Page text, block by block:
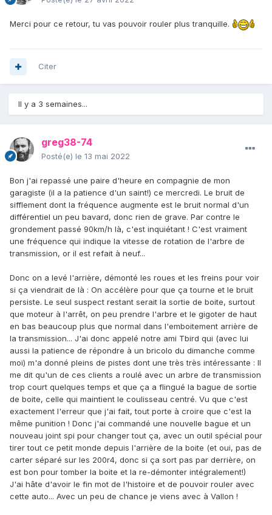
Merci pour ce retour, tu vas pouvoir rouler plus tranquille.
Citer
Il y a 3 semaines...
greg38-74
Posté(e) le 13 mai 2022
Bon j'ai repassé une paire d'heure en compagnie de mon
garagiste (il a la patience d'un saint!) ce mercredi. Le bruit de
sifflement dont la fréquence augmente est le bruit normal d'un
différentiel un peu bavard, donc rien de grave. Par contre le
grondement passé 90km/h là, c'est inquiétant ! C'est vraiment
une fréquence qui indique la vitesse de rotation de l'arbre de
transmission, or il est refait à neuf...
Donc on a levé l'arrière, démonté les roues et les freins pour voir
si ça viendrait de là : On accélère pour que ça tourne et le bruit
persiste. Le seul suspect restant serait la sortie de boite, surtout
que moteur à l'arrêt, on peu prendre l'arbre et le gigoter de haut
en bas beaucoup plus que normal dans l'emboitement arrière de
la transmission... J'ai donc appelé notre ami Tbird qui (avec lui
aussi la patience de répondre à un bricolo du dimanche comme
moi) m'a donné pleins de pistes dont une très très intéressante : Il
me dit qu'un de ces clients a roulé avec un arbre de transmission
trop court quelques temps et que ça a flingué la bague de sortie
de boite, celle qui maintient le coulisseau centré. Vu que c'est
exactement l'erreur que j'ai fait, tout porte à croire que c'est la
même punition ! Donc j'ai commandé une nouvelle bague et un
nouveau joint spi pour changer tout ça, avec un outil spécial pour
tirer tout ce petit monde depuis l'arrière de la boite (et oui, pas de
carter séparé sur les 200r4, donc si ça sort pas par derrière, on
est bon pour tomber la boite et la re-démonter intégralement!)
J'ai hâte d'avoir le fin mot de l'histoire et de pouvoir rouler avec
cette auto... Avec un peu de chance je viens avec à Vallon !